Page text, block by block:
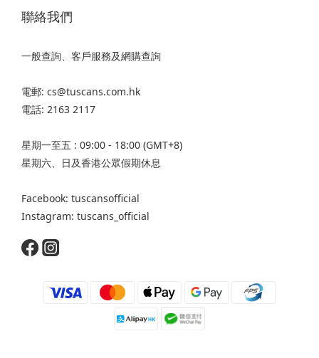
聯絡我們
一般查詢、客戶服務及網購查詢
電郵: cs@tuscans.com.hk
電話: 2163 2117
星期一至五 : 09:00 - 18:00 (GMT+8)
星期六、日及香港公眾假期休息
Facebook: tuscansofficial
Instagram: tuscans_official